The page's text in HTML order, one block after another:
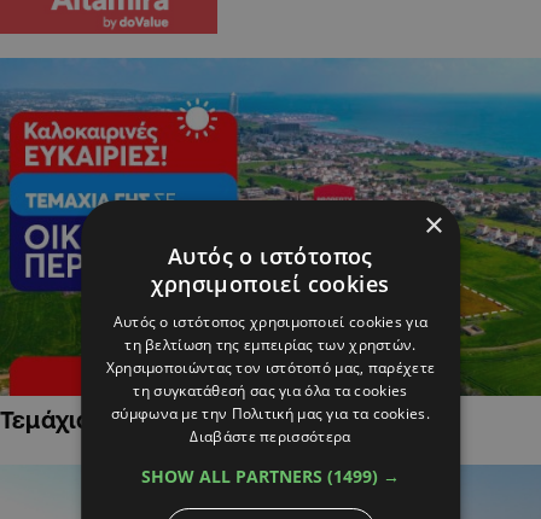
Τεμάχια Γης σε Οικιστικές Περιοχές
×
Αυτός ο ιστότοπος
χρησιμοποιεί cookies
Αυτός ο ιστότοπος χρησιμοποιεί cookies για
τη βελτίωση της εμπειρίας των χρηστών.
Χρησιμοποιώντας τον ιστότοπό μας, παρέχετε
τη συγκατάθεσή σας για όλα τα cookies
σύμφωνα με την Πολιτική μας για τα cookies.
Διαβάστε περισσότερα
SHOW ALL PARTNERS (1499) →